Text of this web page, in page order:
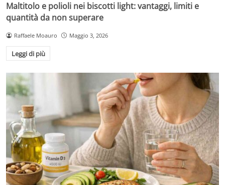
Maltitolo e polioli nei biscotti light: vantaggi, limiti e
quantità da non superare
Raffaele Moauro Maggio 3, 2026
Leggi di più